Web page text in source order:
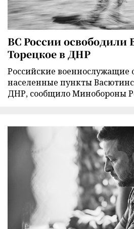
ВС России освободили
Торецкое в ДНР
Российские военнослужащие
населенные пункты
ДНР, сообщило Минобороны